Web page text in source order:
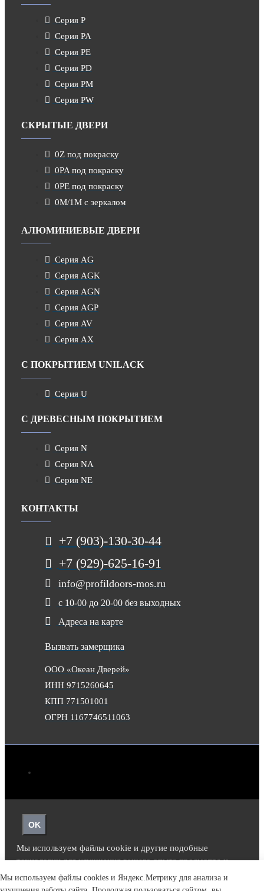
Мы используем файлы cookies и Яндекс.Метрику для анализа и
Серия P
Серия PA
Серия PE
Серия PD
Серия PM
Серия PW
СКРЫТЫЕ ДВЕРИ
0Z под покраску
0PA под покраску
0PE под покраску
0M/1M с зеркалом
АЛЮМИНИЕВЫЕ ДВЕРИ
Серия AG
Серия AGK
Серия AGN
Серия AGP
Серия AV
Серия AX
С ПОКРЫТИЕМ UNILACK
Серия U
С ДРЕВЕСНЫМ ПОКРЫТИЕМ
Серия N
Серия NA
Серия NE
КОНТАКТЫ
+7 (903)-130-30-44
+7 (929)-625-16-91
info@profildoors-mos.ru
с 10-00 до 20-00 без выходных
Адреса на карте
Вызвать замерщика
ООО «Океан Дверей»
ИНН 9715260645
КПП 771501001
ОГРН 1167746511063
OK
Мы используем файлы cookie и другие подобные
технологии для улучшения вашего опыта просмотра и
функциональности нашего сайта.Подробнее.